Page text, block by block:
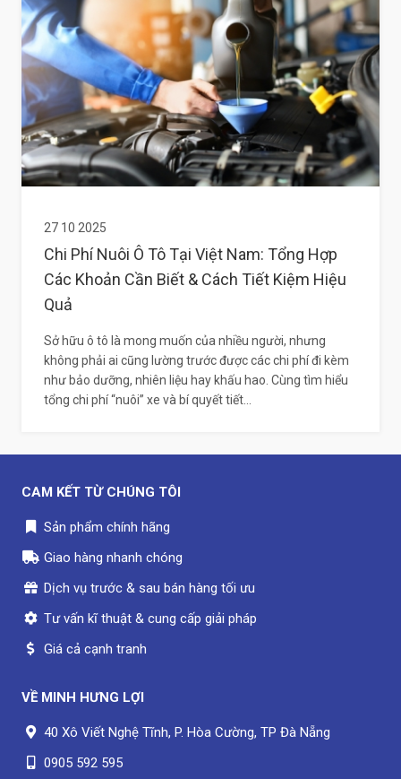
27 10 2025
Chi Phí Nuôi Ô Tô Tại Việt Nam: Tổng Hợp
Các Khoản Cần Biết & Cách Tiết Kiệm Hiệu
Quả
Sở hữu ô tô là mong muốn của nhiều người, nhưng
không phải ai cũng lường trước được các chi phí đi kèm
như bảo dưỡng, nhiên liệu hay khấu hao. Cùng tìm hiểu
tổng chi phí “nuôi” xe và bí quyết tiết...
CAM KẾT TỪ CHÚNG TÔI
Sản phẩm chính hãng
Giao hàng nhanh chóng
Dịch vụ trước & sau bán hàng tối ưu
Tư vấn kĩ thuật & cung cấp giải pháp
Giá cả cạnh tranh
VỀ MINH HƯNG LỢI
40 Xô Viết Nghệ Tĩnh, P. Hòa Cường, TP Đà Nẵng
0905 592 595